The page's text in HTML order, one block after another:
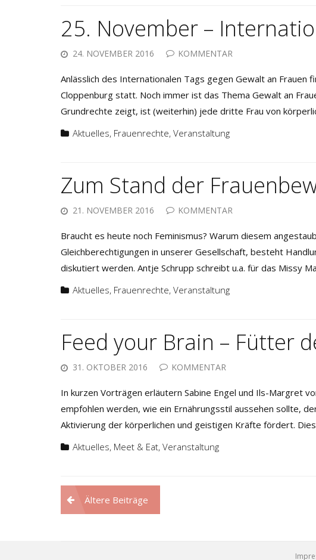
25. November –
24. NOVEMBER 2016 KOMMENTAR
Anlässlich des Internationalen Tags gegen Gewalt an
Cloppenburg statt. Noch immer ist das Thema Gewalt an
Grundrechte zeigt, ist (weiterhin) jede dritte Frau von
Aktuelles, Frauenrechte, Veranstaltung
Zum Stand der
21. NOVEMBER 2016 KOMMENTAR
Braucht es heute noch Feminismus? Warum diesem
Gleichberechtigungen in unserer Gesellschaft, besteht
diskutiert werden. Antje Schrupp schreibt u.a. für das Missy
Aktuelles, Frauenrechte, Veranstaltung
Feed your Brain – Fütter
31. OKTOBER 2016 KOMMENTAR
In kurzen Vorträgen erläutern Sabine Engel und Ils-Margret
empfohlen werden, wie ein Ernährungsstil aussehen sollte,
Aktivierung der körperlichen und geistigen Kräfte fördert.
Aktuelles, Meet & Eat, Veranstaltung
Beitragsnavigation
Ältere Beiträge